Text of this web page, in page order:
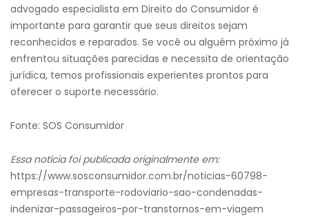
advogado especialista em Direito do Consumidor é
importante para garantir que seus direitos sejam
reconhecidos e reparados. Se você ou alguém próximo já
enfrentou situações parecidas e necessita de orientação
jurídica, temos profissionais experientes prontos para
oferecer o suporte necessário.
Fonte: SOS Consumidor
Essa notícia foi publicada originalmente em:
https://www.sosconsumidor.com.br/noticias-60798-
empresas-transporte-rodoviario-sao-condenadas-
indenizar-passageiros-por-transtornos-em-viagem